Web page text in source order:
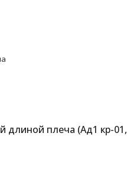
длиной плеча (Aд1 кр-01,